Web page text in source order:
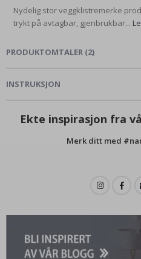
Nydelig stor veggklistremerke
trykt på avtagbar, gjenbrukbar...
PRODUKTOMTALER (2)
INSTRUKSJON
Ekte inspirasjon fra
Merk ditt med